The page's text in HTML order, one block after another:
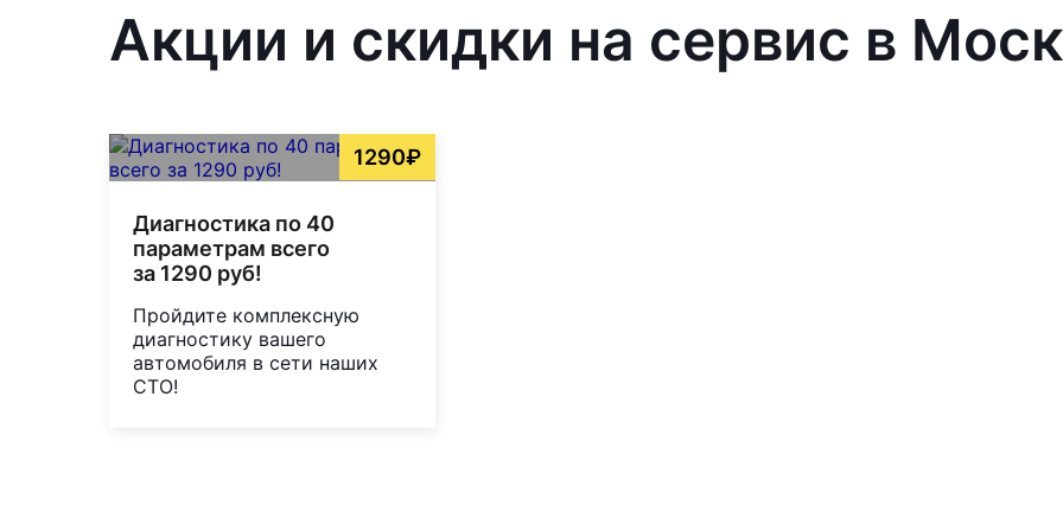
Акции и скидки на сервис в
1290₽
Диагностика по 40
параметрам всего
за 1290 руб!
Пройдите комплексную
диагностику вашего
автомобиля в сети наших
СТО!